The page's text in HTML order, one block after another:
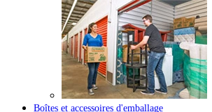
Boîtes et accessoires d'emballage